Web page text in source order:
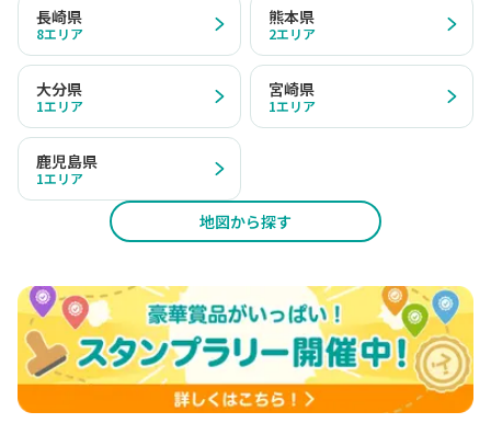
長崎県
8エリア
熊本県
2エリア
大分県
1エリア
宮崎県
1エリア
鹿児島県
1エリア
地図から探す